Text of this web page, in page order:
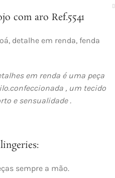
com aro Ref.5541
detalhe em renda, fenda
em renda é uma peça
, um tecido
e sensualidade .
sempre a mão.